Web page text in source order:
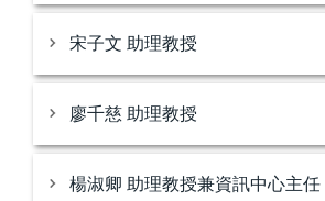
宋子文 助理教授
廖千慈 助理教授
楊淑卿 助理教授兼資訊中心主任